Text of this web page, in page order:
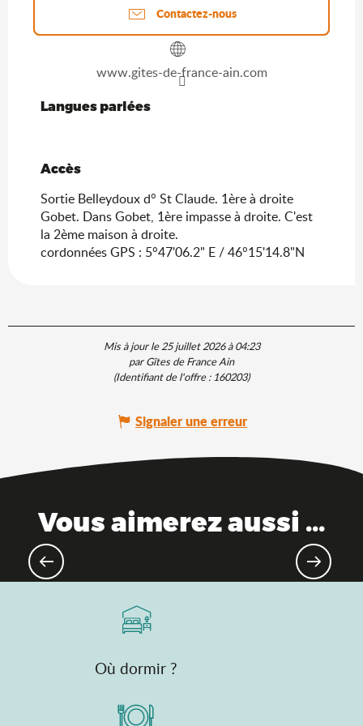
Contactez-nous
www.gites-de-france-ain.com
Langues parlées
Langues parlées
Accès
Accès
Sortie Belleydoux d° St Claude. 1ère à droite
Gobet. Dans Gobet, 1ère impasse à droite. C'est
la 2ème maison à droite.
cordonnées GPS : 5°47'06.2" E / 46°15'14.8"N
Mis à jour le 25 juillet 2026 à 04:23
par Gîtes de France Ain
(Identifiant de l'offre :160203)
Signaler une erreur
Vous aimerez aussi ...
Bon plan : le Pass'Découvertes de
Où dormir ?